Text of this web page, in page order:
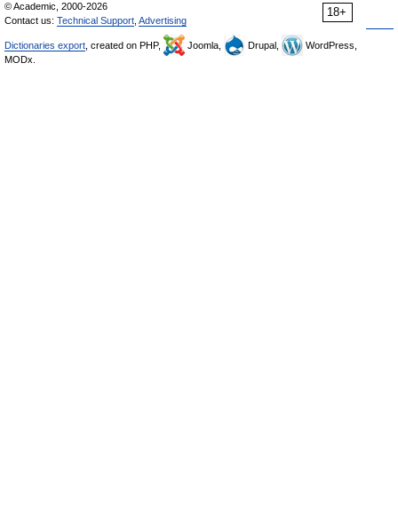
18+
© Academic, 2000-2026
Contact us: Technical Support Advertising
Dictionaries export , created on PHP, Joomla, Drupal,
WordPress,
MODx.